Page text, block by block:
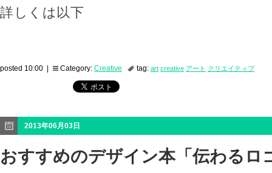
詳しくは以下
posted 10:00 | Category: Creative tag: art creative アート クリエイティブ
2013年06月03日
おすすめのデザイン本「伝わるロ